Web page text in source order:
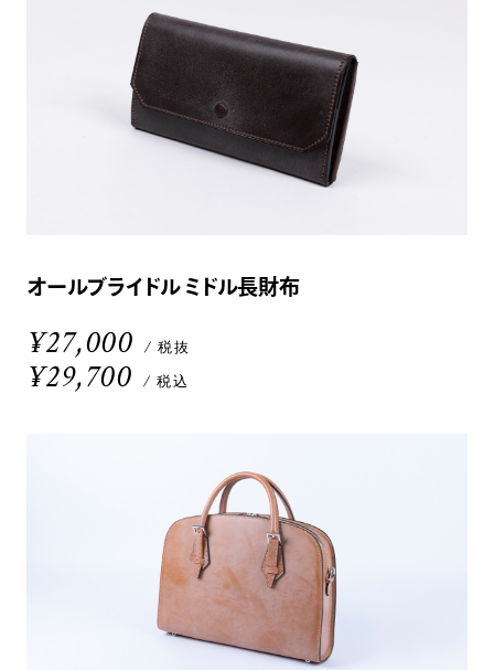
オールブライドル ミドル長財布
¥27,000 / 税抜
¥29,700 / 税込